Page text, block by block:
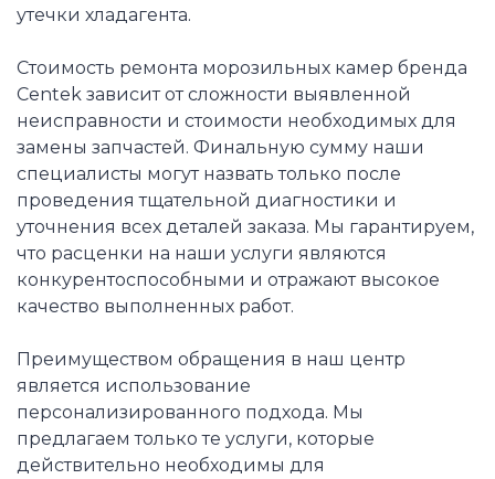
утечки хладагента.
Стоимость ремонта морозильных камер бренда
Centek зависит от сложности выявленной
неисправности и стоимости необходимых для
замены запчастей. Финальную сумму наши
специалисты могут назвать только после
проведения тщательной диагностики и
уточнения всех деталей заказа. Мы гарантируем,
что расценки на наши услуги являются
конкурентоспособными и отражают высокое
качество выполненных работ.
Преимуществом обращения в наш центр
является использование
персонализированного подхода. Мы
предлагаем только те услуги, которые
действительно необходимы для